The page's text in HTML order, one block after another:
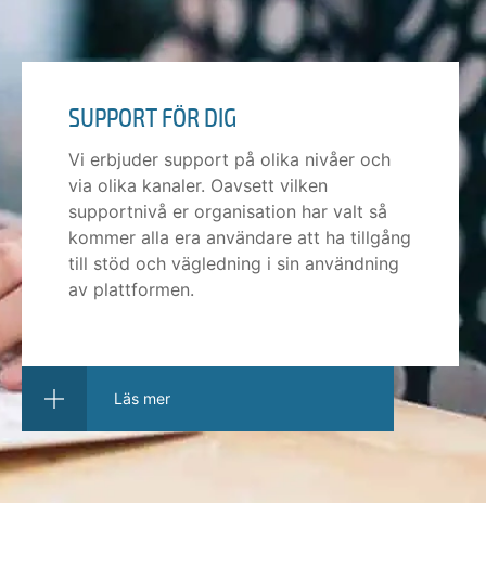
SUPPORT FÖR DIG
Vi erbjuder support på olika nivåer och
via olika kanaler. Oavsett vilken
supportnivå er organisation har valt så
kommer alla era användare att ha tillgång
till stöd och vägledning i sin användning
av plattformen.
Läs mer